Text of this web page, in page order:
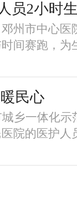
员2小时
州市中心医
间赛跑，为
民心
乡一体化
院的医护人